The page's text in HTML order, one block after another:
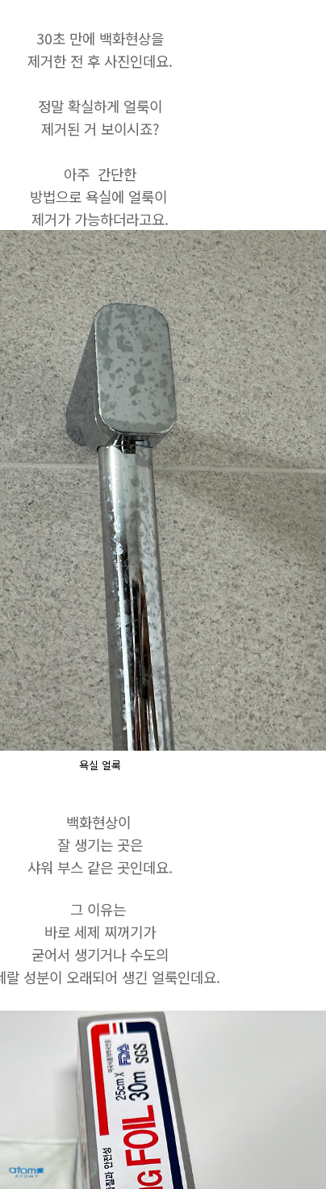
30초 만에 백화현상을
제거한 전 후 사진인데요.
정말 확실하게 얼룩이
제거된 거 보이시죠?
아주 간단한
방법으로 욕실에 얼룩이
제거가 가능하더라고요.
욕실 얼룩
백화현상이
잘 생기는 곳은
샤워 부스 같은 곳인데요.
그 이유는
바로 세제 찌꺼기가
굳어서 생기거나 수도의
랄 성분이 오래되어 생긴 얼룩인데요.